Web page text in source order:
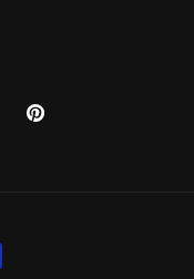
Pinterest